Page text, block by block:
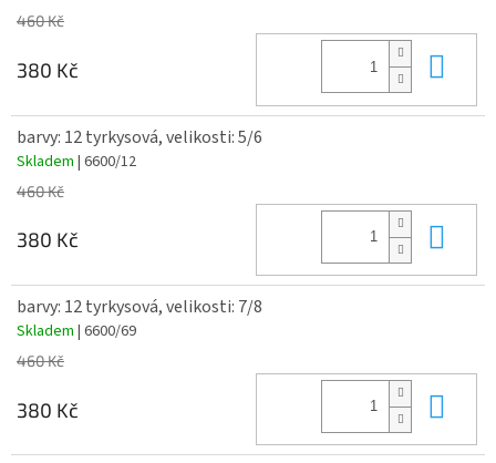
460 Kč
380 Kč
barvy: 12 tyrkysová, velikosti: 5/6
Skladem | 6600/12
460 Kč
380 Kč
barvy: 12 tyrkysová, velikosti: 7/8
Skladem | 6600/69
460 Kč
380 Kč